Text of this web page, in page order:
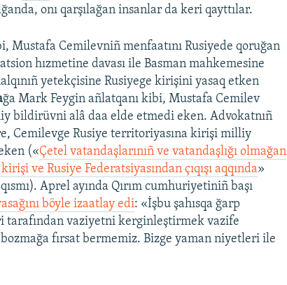
onı qarşılağan insanlar da keri qayttılar.
Mustafa Cemilevniñ menfaatını Rusiyede qoruğan
hızmetine davası ile Basman mahkemesine
yetekçisine Rusiyege kirişini yasaq etken
ğa Mark Feygin añlatqanı kibi, Mustafa Cemilev
bildirüvni alâ daa elde etmedi eken. Advokatnıñ
Cemilevge Rusiye territoriyasına kirişi milliy
(«Çetel vatandaşlarınıñ ve vatandaşlığı olmağan
ve Rusiye Federatsiyasından çıqışı aqqında»
Aprel ayında Qırım cumhuriyetiniñ başı
böyle izaatlay edi: «İşbu şahısqa ğarp
tarafından vaziyetni kerginleştirmek vazife
bozmağa fırsat bermemiz. Bizge yaman niyetleri ile